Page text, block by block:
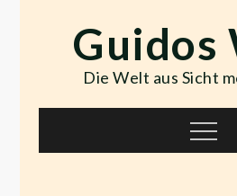
contentGuidos
Die Welt aus Sicht
Menu